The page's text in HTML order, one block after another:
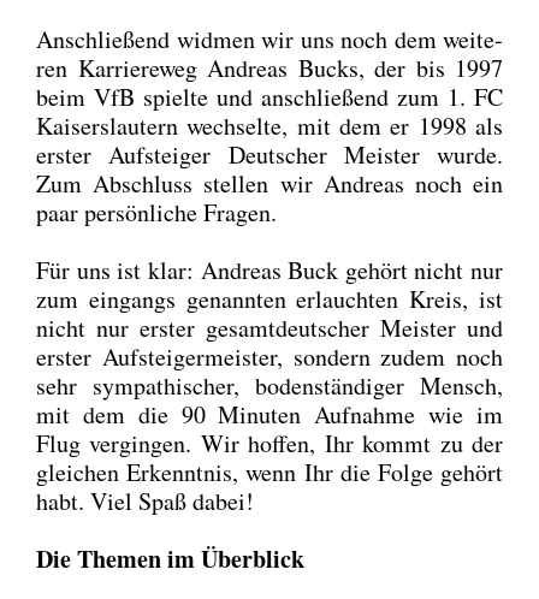
Anschlie­ßend wid­men wir uns noch dem wei­te­
ren Kar­rie­re­weg Andre­as Bucks, der bis 1997
beim VfB spiel­te und anschlie­ßend zum 1. FC
Kai­sers­lau­tern wech­sel­te, mit dem er 1998 als
ers­ter Auf­stei­ger Deut­scher Meis­ter wur­de.
Zum Abschluss stel­len wir Andre­as noch ein
paar per­sön­li­che Fra­gen.
Für uns ist klar: Andre­as Buck gehört nicht nur
zum ein­gangs genann­ten erlauch­ten Kreis, ist
nicht nur ers­ter gesamt­deut­scher Meis­ter und
ers­ter Auf­stei­ger­meis­ter, son­dern zudem noch
sehr sym­pa­thi­scher, boden­stän­di­ger Mensch,
mit dem die 90 Minu­ten Auf­nah­me wie im
Flug ver­gin­gen. Wir hof­fen, Ihr kommt zu der
glei­chen Erkennt­nis, wenn Ihr die Fol­ge gehört
habt. Viel Spaß dabei!
Die The­men im Über­blick